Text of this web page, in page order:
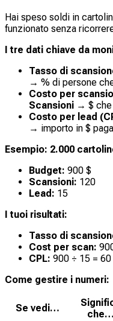
Hai speso soldi in
funzionato senza
I tre dati chiave da
Tasso di
→ % di persone
Costo per
Scansioni → $ che
Costo per lead
→ importo in $
Esempio: 2.000
Budget: 900 $
Scansioni: 120
Lead: 15
I tuoi risultati:
Tasso di
Cost per scan:
CPL: 900 ÷ 15 = 60
Come gestire i numeri:
Se vedi…
che…